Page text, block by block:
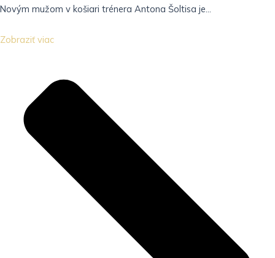
Novým mužom v košiari trénera Antona Šoltisa je...
Zobraziť viac